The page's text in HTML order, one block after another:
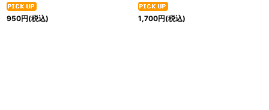
950円(税込) 1,700円(税込)